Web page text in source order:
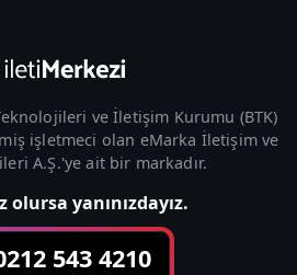
ve İletişim Kurumu (BTK)
işletmeci olan eMarka İletişim ve
A.Ş.'ye ait bir markadır.
olursa yanınızdayız.
543 4210